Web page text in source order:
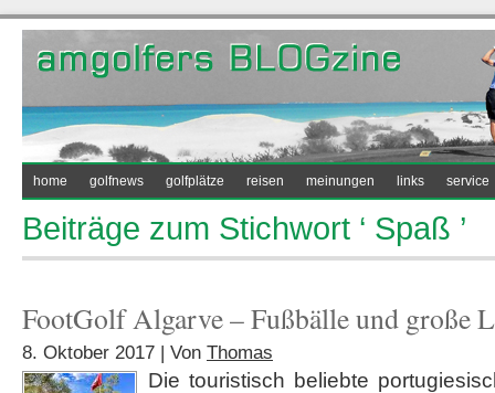
home golfnews golfplätze reisen meinungen links service
Beiträge zum Stichwort ‘ Spaß ’
FootGolf Algarve – Fußbälle und große
8. Oktober 2017 | Von Thomas
Die touristisch beliebte